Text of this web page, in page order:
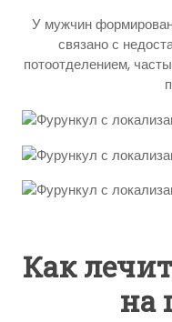
У мужчин
связано с
потоотделением,
Как
на